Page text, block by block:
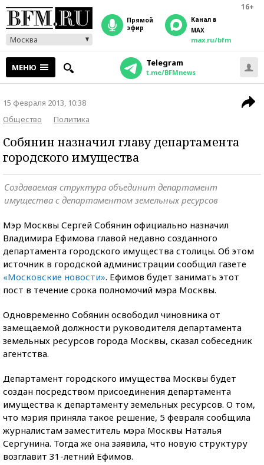
16+
Москва
прямой
эфир
Канал в
MAX
max.ru/bfm
МЕНЮ Telegram
t.me/BFMnews
15 февраля 2013, 10:38
Общество
Политика
Собянин назначил главу департамента
городского имущества
Создаваемая структура объединит департамент
имущества с департаментом земельных ресурсов
Мэр Москвы Сергей Собянин официально назначил
Владимира Ефимова главой недавно созданного
департамента городского имущества столицы. Об этом
источник в городской администрации сообщил газете
«Московские новости». Ефимов будет занимать этот
пост в течение срока полномочий мэра Москвы.
Одновременно Собянин освободил чиновника от
замещаемой должности руководителя департамента
земельных ресурсов города Москвы, сказал собеседник
агентства.
Департамент городского имущества Москвы будет
создан посредством присоединения департамента
имущества к департаменту земельных ресурсов. О том,
что мэрия приняла такое решение, 5 февраля сообщила
журналистам заместитель мэра Москвы Наталья
Сергунина. Тогда же она заявила, что новую структуру
возглавит 31-летний Ефимов.